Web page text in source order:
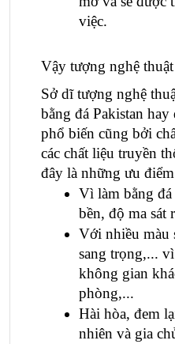
việc.
Vậy tượng nghệ
Sở dĩ tượng nghệ
bằng đá Pakistan
phổ biến cũng bởi
các chất liệu truyền
đây là những ưu
Vì làm bằng
bền, độ ma sát
Với nhiều màu
sang trọng,...
không gian
phòng,...
Hài hòa, đem
nhiên và gia